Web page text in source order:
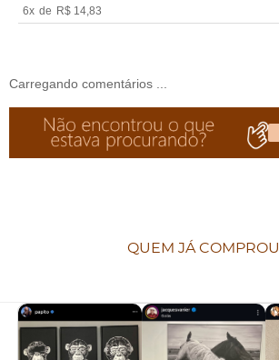
6x de R$ 14,83
Carregando comentários ...
QUEM JÁ COMPROU